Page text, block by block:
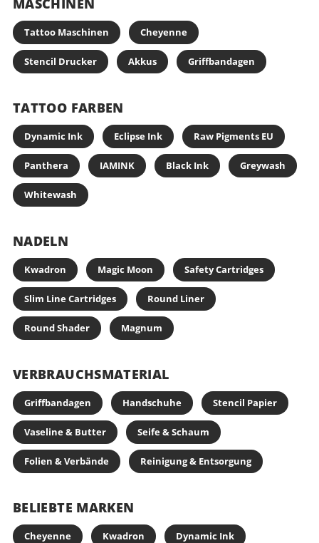
MASCHINEN
Tattoo Maschinen Cheyenne
Stencil Drucker Akkus Griffbandagen
TATTOO FARBEN
Dynamic Ink Eclipse Ink Raw Pigments EU
Panthera IAMINK Black Ink Greywash
Whitewash
NADELN
Kwadron Magic Moon Safety Cartridges
Slim Line Cartridges Round Liner
Round Shader Magnum
VERBRAUCHSMATERIAL
Griffbandagen Handschuhe Stencil Papier
Vaseline & Butter Seife & Schaum
Folien & Verbände Reinigung & Entsorgung
BELIEBTE MARKEN
Cheyenne Kwadron Dynamic Ink